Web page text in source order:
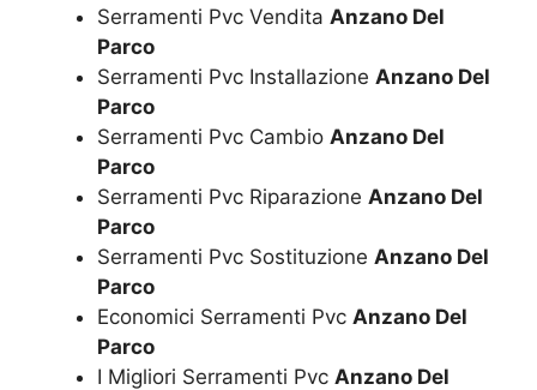
Serramenti Pvc Vendita Anzano Del
Parco
Serramenti Pvc Installazione Anzano Del
Parco
Serramenti Pvc Cambio Anzano Del
Parco
Serramenti Pvc Riparazione Anzano Del
Parco
Serramenti Pvc Sostituzione Anzano Del
Parco
Economici Serramenti Pvc Anzano Del
Parco
I Migliori Serramenti Pvc Anzano Del